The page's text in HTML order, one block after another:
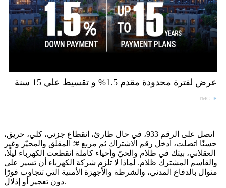
عرض لفترة محدودة مقدم 1.5% و تقسيط علي 15 سنة
TMG
اتصل على الرقم 933، في حال طارئ، انقطاع جزئي، كلي، حريق،
حسنًا اتصلت، ادخل رقم الاشتراك ثم مربع #؛ المقلق والمحيّر وغير
العقلاني، بيتك في ظلام والحيّ وأحياء كاملة انقطعت الكهرباء ليلًا،
والقاسم المشترك ظلام. لماذا لا تلزم شركة الكهرباء أن تسير على
منوال بالدفاع المدني، والشرطة والأجهزة الأمنية التي تتجاوب فورًا
دون تعجيز أو إذلال.